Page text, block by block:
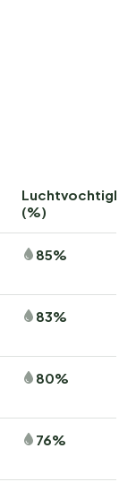
(%)
85%
83%
80%
76%